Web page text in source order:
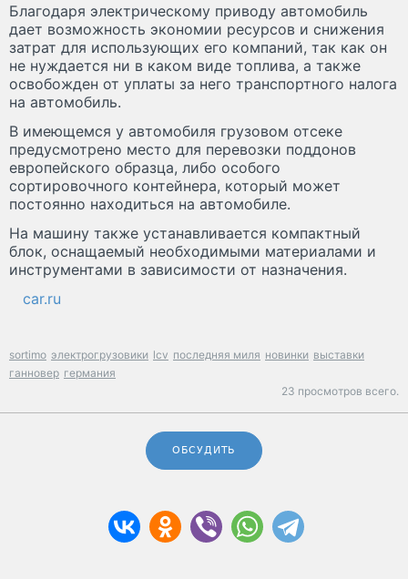
Благодаря электрическому приводу автомобиль
дает возможность экономии ресурсов и снижения
затрат для использующих его компаний, так как он
не нуждается ни в каком виде топлива, а также
освобожден от уплаты за него транспортного налога
на автомобиль.
В имеющемся у автомобиля грузовом отсеке
предусмотрено место для перевозки поддонов
европейского образца, либо особого
сортировочного контейнера, который может
постоянно находиться на автомобиле.
На машину также устанавливается компактный
блок, оснащаемый необходимыми материалами и
инструментами в зависимости от назначения.
car.ru
sortimo электрогрузовики lcv последняя миля новинки выставки
ганновер германия
23 просмотров всего.
ОБСУДИТЬ